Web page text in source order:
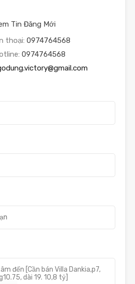
Tin Đăng Mới
thoại: 0974764568
0974764568